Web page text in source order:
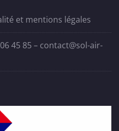
et mentions légales
45 85 – contact@sol-air-